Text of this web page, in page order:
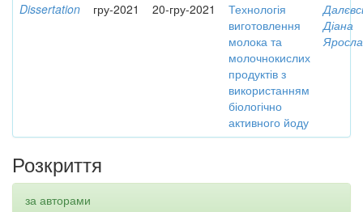
Dissertation гру-2021 20-гру-2021
Технологія
виготовлення
молока та
молочнокислих
продуктів з
використанням
біологічно
активного йоду
Діана
Розкриття
за авторами